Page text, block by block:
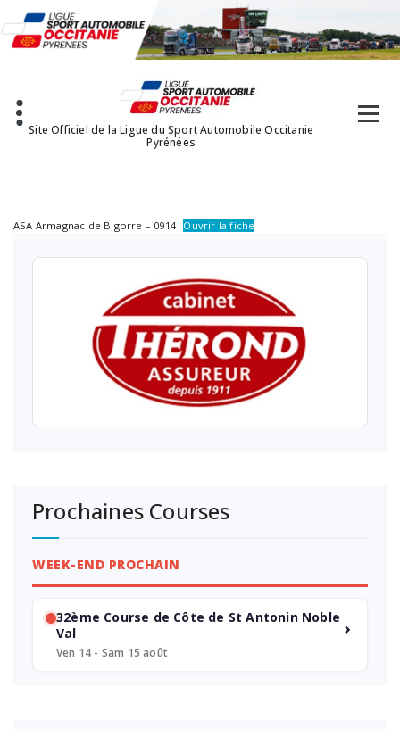
au
contenu
Site Officiel de la Ligue du Sport Automobile Occitanie
Pyrénées
ASA Armagnac de Bigorre – 0914 Ouvrir la fiche
Prochaines Courses
WEEK-END PROCHAIN
32ème Course de Côte de St Antonin Noble
Val
Ven 14 - Sam 15 août